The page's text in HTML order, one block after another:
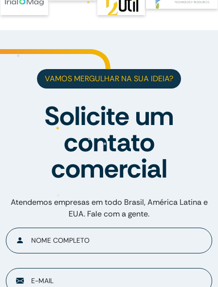
VAMOS MERGULHAR NA SUA IDEIA?
Solicite um
contato
comercial
Atendemos empresas em todo Brasil, América Latina e
EUA. Fale com a gente.
NOME COMPLETO
E-MAIL